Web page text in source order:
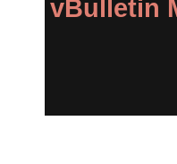
vBulletin